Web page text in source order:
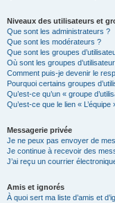
Niveaux des utilisateurs et
Que sont les administrateurs ?
Que sont les modérateurs ?
Que sont les groupes
Où sont les groupes
Comment puis-je devenir le
Pourquoi certains groupes
Qu’est-ce qu’un « groupe
Qu’est-ce que le lien « L’équipe
Messagerie privée
Je ne peux pas envoyer de
Je continue à recevoir des
J’ai reçu un courrier
Amis et ignorés
À quoi sert ma liste d’amis et